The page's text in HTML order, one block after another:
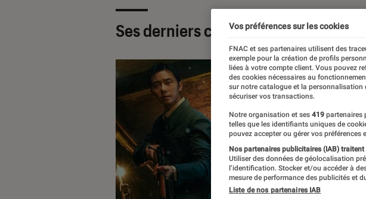
Ses derniers contenusVos préférences sur les cookies
FNAC et ses partenaires utilisent des
exemple pour la création de profils
liées à votre compte client. Vous pouvez
des cookies nécessaires au
sur notre catalogue et la personnalisation
sécuriser vos transactions.
Notre organisation et ses 419 partenaires
telles que les identifiants uniques de
pouvez accepter ou gérer vos
Nos partenaires publicitaires (IAB)
Utiliser des données de géolocalisation
l’identification. Stocker et/ou accéder à
mesure de performance des publicités et
Liste de nos partenaires IAB